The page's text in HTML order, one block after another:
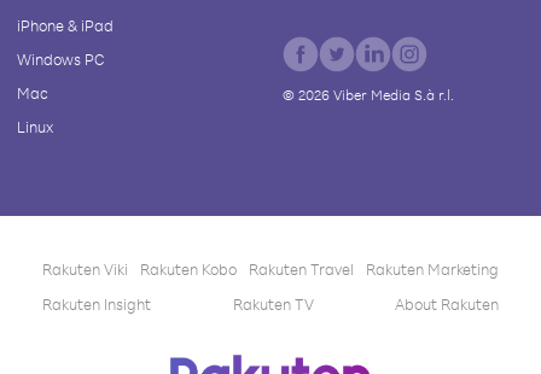
iPhone & iPad
Windows PC
Mac
Linux
© 2026Viber Media S.à r.l.
Rakuten Viki Rakuten Kobo Rakuten Travel
Rakuten Marketing
Rakuten Insight
Rakuten TV About Rakuten